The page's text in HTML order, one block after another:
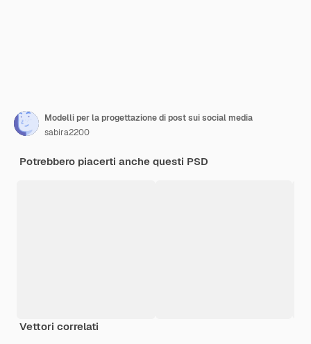
Modelli per la progettazione di post sui social media
sabira2200
Potrebbero piacerti anche questi PSD
Vettori correlati